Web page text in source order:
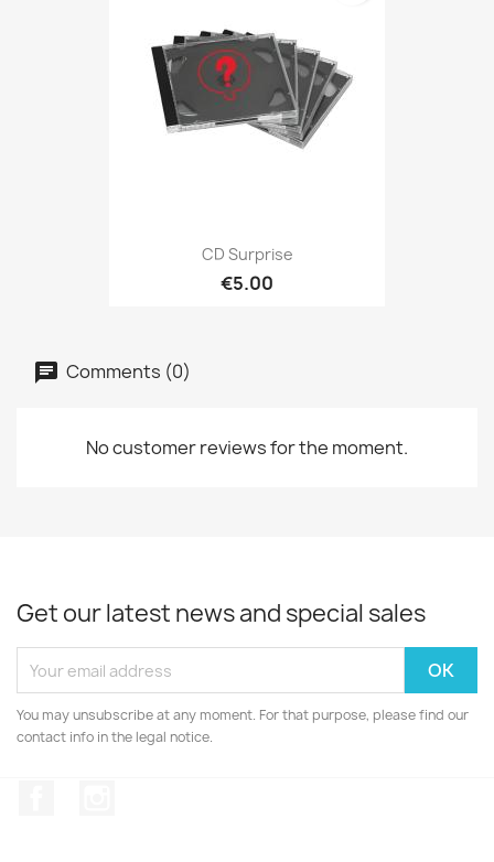
CD Surprise
€5.00
Comments (0)
No customer reviews for the moment.
Get our latest news and special sales
You may unsubscribe at any moment. For that purpose, please find our
contact info in the legal notice.